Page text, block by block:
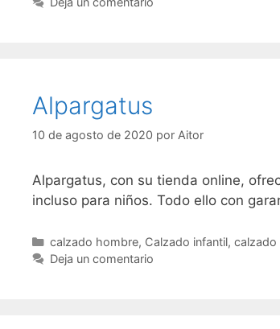
Alpargatus
10 de agosto de 2020 por Aitor
Alpargatus, con su tienda online,
incluso para niños. Todo ello con
Categorías
calzado hombre, Calzado infantil, calzado
Deja un comentario